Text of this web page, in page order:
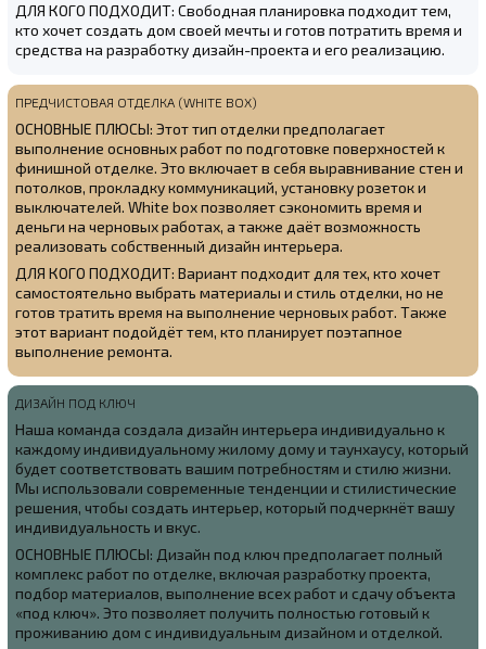
ДЛЯ КОГО ПОДХОДИТ: Свободная планировка подходит тем,
кто хочет создать дом своей мечты и готов потратить время и
средства на разработку дизайн-проекта и его реализацию.
ПРЕДЧИСТОВАЯ ОТДЕЛКА (WHITE BOX)
ОСНОВНЫЕ ПЛЮСЫ: Этот тип отделки предполагает
выполнение основных работ по подготовке поверхностей к
финишной отделке. Это включает в себя выравнивание стен и
потолков, прокладку коммуникаций, установку розеток и
выключателей. White box позволяет сэкономить время и
деньги на черновых работах, а также даёт возможность
реализовать собственный дизайн интерьера.
ДЛЯ КОГО ПОДХОДИТ: Вариант подходит для тех, кто хочет
самостоятельно выбрать материалы и стиль отделки, но не
готов тратить время на выполнение черновых работ. Также
этот вариант подойдёт тем, кто планирует поэтапное
выполнение ремонта.
ДИЗАЙН ПОД КЛЮЧ
Наша команда создала дизайн интерьера индивидуально к
каждому индивидуальному жилому дому и таунхаусу, который
будет соответствовать вашим потребностям и стилю жизни.
Мы использовали современные тенденции и стилистические
решения, чтобы создать интерьер, который подчеркнёт вашу
индивидуальность и вкус.
ОСНОВНЫЕ ПЛЮСЫ: Дизайн под ключ предполагает полный
комплекс работ по отделке, включая разработку проекта,
подбор материалов, выполнение всех работ и сдачу объекта
«под ключ». Это позволяет получить полностью готовый к
проживанию дом с индивидуальным дизайном и отделкой.